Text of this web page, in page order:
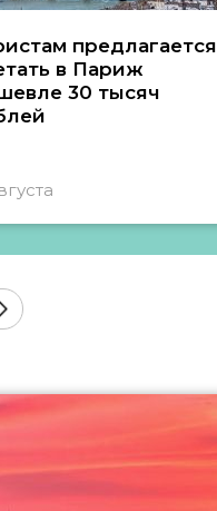
предлагается
в Париж
30 тысяч